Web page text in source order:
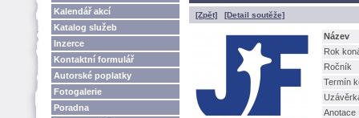
Kalendář akcí
Katalog služeb
Inzerce
Kontaktní formulář
Autorské poplatky
Fotogalerie
Poradna
[Zpět] [Detail soutěže]
Název
Rok
Ročník
Termín
Anotace